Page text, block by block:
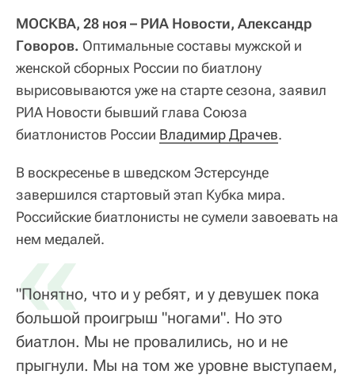
МОСКВА, 28 ноя – РИА Новости, Александр
Говоров. Оптимальные составы мужской и
женской сборных России по биатлону
вырисовываются уже на старте сезона, заявил
РИА Новости бывший глава Союза
биатлонистов России Владимир Драчев.
В воскресенье в шведском Эстерсунде
завершился стартовый этап Кубка мира.
Российские биатлонисты не сумели завоевать на
нем медалей.
«
"Понятно, что и у ребят, и у девушек пока
большой проигрыш "ногами". Но это
биатлон. Мы не провалились, но и не
прыгнули. Мы на том же уровне выступаем,